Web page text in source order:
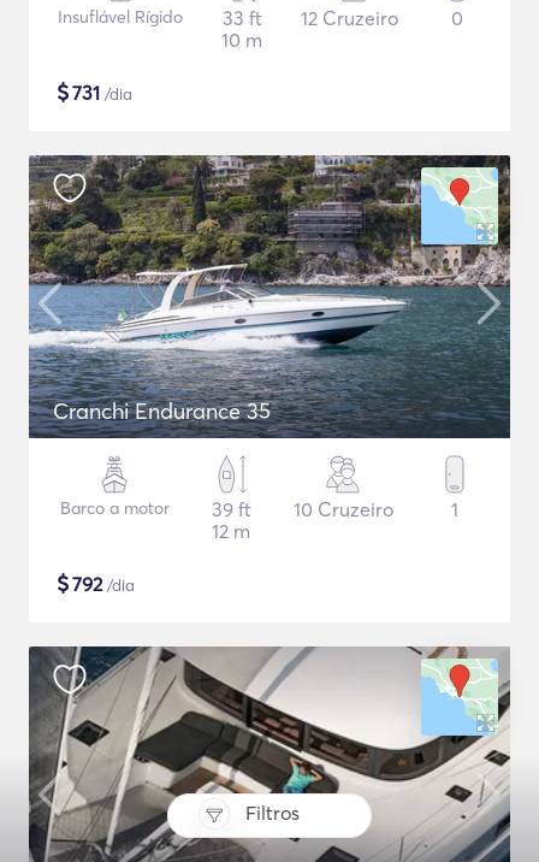
Filtros
Insuflável Rígido
33 ft
10 m
12 Cruzeiro 0
$731 /dia
Cranchi Endurance 35
Barco a motor
39 ft
12 m
10 Cruzeiro 1
$792/dia